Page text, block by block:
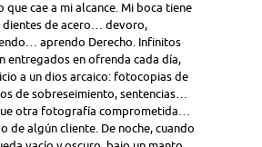
cae a mi alcance. Mi boca tiene
dientes de acero… devoro,
aprendo Derecho. Infinitos
entregados en ofrenda cada día,
a un dios arcaico: fotocopias de
de sobreseimiento, sentencias…
otra fotografía comprometida…
de algún cliente. De noche, cuando